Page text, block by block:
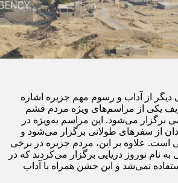
دیگر از آداب و رسوم مهم جزیره اشاره
یکی از مراسم‌های ویژه مردم قشم
برگزار می‌شود. این مراسم به‌ویژه در
از سفرهای طولانی برگزار می‌شود و
است. علاوه بر این، مردم جزیره در برخی
نام نوروز دریایی برگزار می‌کردند که در
نمی‌شد و این جشن همراه با آداب